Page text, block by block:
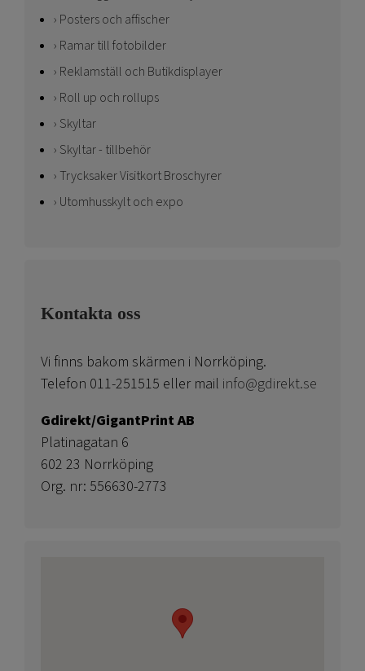
Posters och affischer
Ramar till fotobilder
Reklamställ och Butikdisplayer
Roll up och rollups
Skyltar
Skyltar - tillbehör
Trycksaker Visitkort Broschyrer
Utomhusskylt och expo
Kontakta oss
Vi finns bakom skärmen i Norrköping.
Telefon 011-251515 eller mail info@gdirekt.se
Gdirekt/GigantPrint AB
Platinagatan 6
602 23 Norrköping
Org. nr: 556630-2773